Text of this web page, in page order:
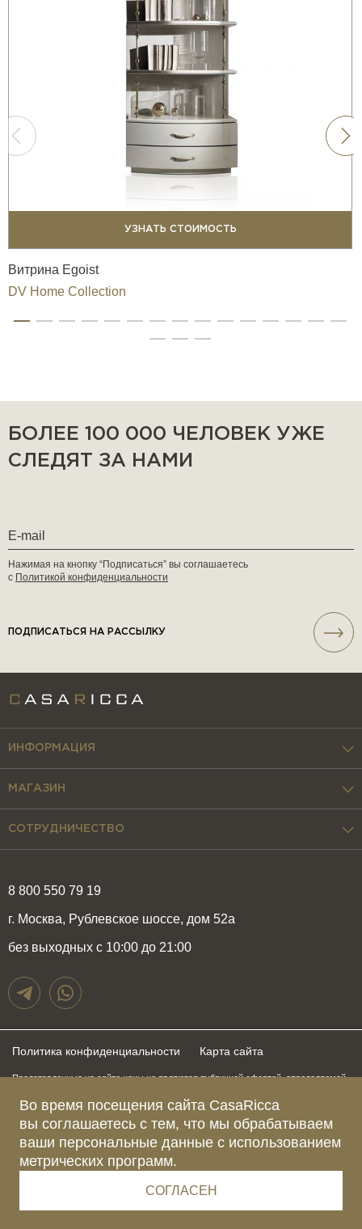
УЗНАТЬ СТОИМОСТЬ
Витрина Egoist
DV Home Collection
Во время посещения сайта CasaRicca
вы соглашаетесь с тем, что мы обрабатываем
ваши персональные данные с использованием
метрических программ.
СОГЛАСЕН
БОЛЕЕ 100 000 ЧЕЛОВЕК УЖЕ
СЛЕДЯТ ЗА НАМИ
Нажимая на кнопку “Подписаться” вы соглашаетесь
с Политикой конфиденциальности
ПОДПИСАТЬСЯ НА РАССЫЛКУ
8 800 550 79 19
г. Москва, Рублевское шоссе, дом 52а
без выходных с 10:00 до 21:00
ИНФОРМАЦИЯ
МАГАЗИН
СОТРУДНИЧЕСТВО
Политика конфиденциальности Карта сайта
Представленные на сайте цены не являются публичной офертой, определяемой
быть изменены в любое время без предупреждения. Для получения актуальной и
подробной информации о стоимости, сроках и условиях поставки просьба
обращаться к менеджерам по указанным выше телефонам
Зарегистрированное название компании
Адрес Ш. РУБЛЁВСКОЕ, Д. 52А, ПОМЕЩ. I ЭТАЖ 2, КОМ. 81 Г.МОСКВА, ВН.ТЕР.
Телефон компании +79015477974